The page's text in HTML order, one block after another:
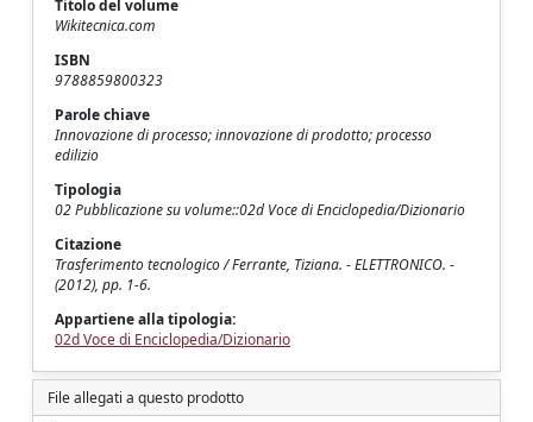
Titolo del volume
Wikitecnica.com
ISBN
9788859800323
Parole chiave
Innovazione di processo; innovazione di prodotto; processo
edilizio
Tipologia
02 Pubblicazione su volume::02d Voce di Enciclopedia/Dizionario
Citazione
Trasferimento tecnologico / Ferrante, Tiziana. - ELETTRONICO. -
(2012), pp. 1-6.
Appartiene alla tipologia:
02d Voce di Enciclopedia/Dizionario
File allegati a questo prodotto